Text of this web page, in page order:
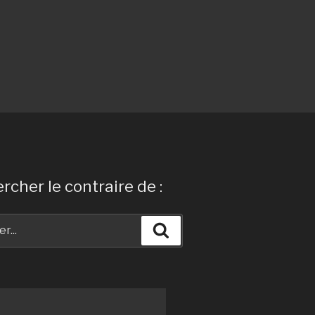
le contraire de :